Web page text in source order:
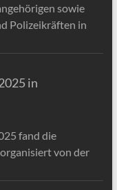
sowie
Polizeikräften in
in
fand die
von der